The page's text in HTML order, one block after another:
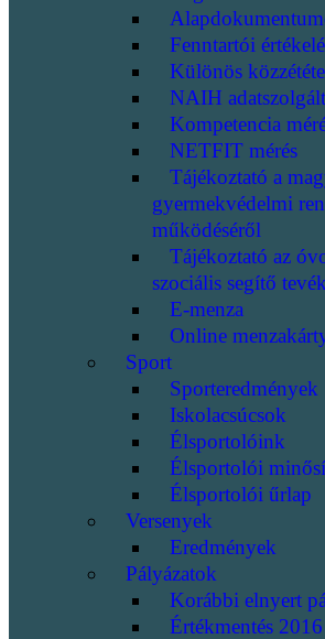
Fenntartói
Különös
NAIH
Kompetencia
NETFIT mérés
Tájékoztató a
gyermekvédelmi
működéséről
Tájékoztató az
szociális segítő
E-menza
Online
Sport
Sporteredmények
Iskolacsúcsok
Élsportolóink
Élsportolói
Élsportolói űrlap
Versenyek
Eredmények
Pályázatok
Korábbi elnyert
Értékmentés 2016